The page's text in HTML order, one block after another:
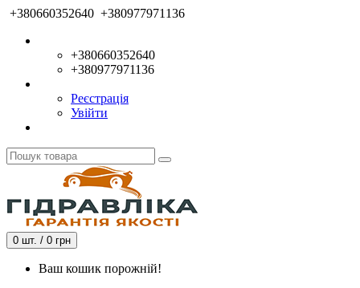
+380660352640 +380977971136
+380660352640
+380977971136
Реєстрація
Увійти
0 шт. / 0 грн
Ваш кошик порожній!